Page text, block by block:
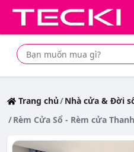
Tìm mua sản
Trang chủ Nhà cửa & Đời
Rèm Cửa Sổ - Rèm cửa Thanh Vy -